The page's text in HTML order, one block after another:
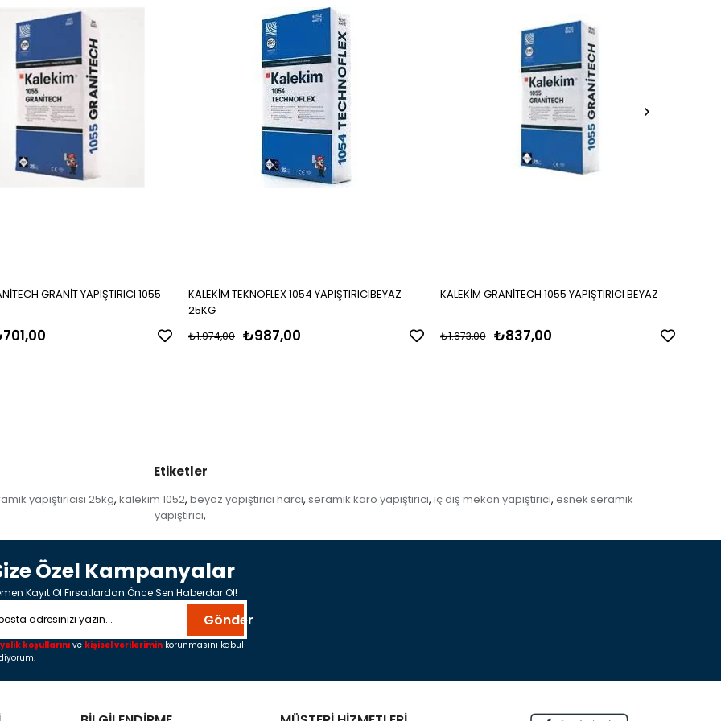
GRANİT YAPIŞTIRICI 1055
KALEKİM TEKNOFLEX 1054 YAPIŞTIRICIBEYAZ
25KG
₺987,00
₺1.974,00
KALEKİM GRANİTECH 1055 YAPIŞTIRICI BEYAZ
₺837,00
₺1.673,00
Etiketler
yapıştırıcısı 25kg, kalekim 1052, beyaz yapıştırıcı harcı, seramik karo yapıştırıcı, iç dış mekan yapıştırıcı, esnek seramik
yapıştırıcı,
Özel Kampanyalar
Kayıt Ol Fırsatlardan Önce Sen Haberdar Ol!
Gönder
koşullarını ve kişisel verilerimin korunmasını kabul